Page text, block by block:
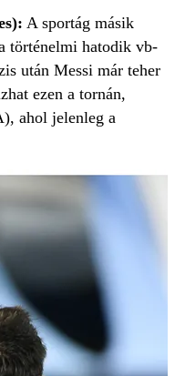
A sportág másik
történelmi hatodik vb-
után Messi már teher
ezen a tornán,
ahol jelenleg a